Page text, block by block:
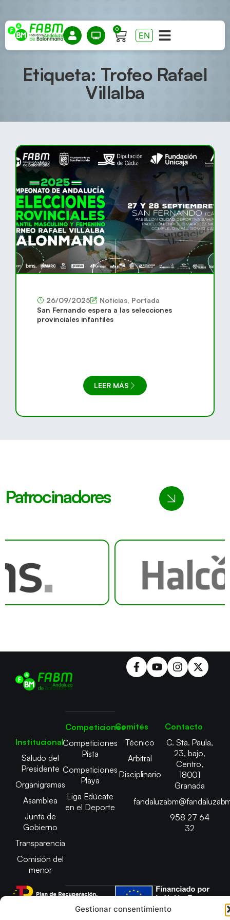
Gestionar consentimiento
0
EN
Etiqueta: Trofeo Rafael
Villalba
26/09/2025 Noticias, Portada
San Fernando espera a las selecciones
provinciales infantiles
LEER MÁS
Patrocinadores
Institucional
Saludo del
Presidente
Organigramas
Asamblea
Junta de
Gobierno
Transparencia
Comisión del
menor
Competiciones
Competiciones
Pista
Competiciones
Playa
Liga Edúcate
en el Deporte
Comités
Técnico
Arbitral
Disciplinario
Contacto
C. Sta. Paula,
23, bajo,
Centro,
18001
Granada
958 27 64
32